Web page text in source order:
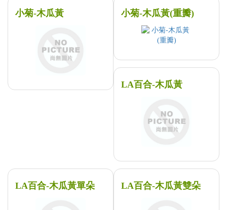
小菊-木瓜黃 小菊-木瓜黃(重瓣)
LA百合-木瓜黃
LA百合-木瓜黃單朵 LA百合-木瓜黃雙朵